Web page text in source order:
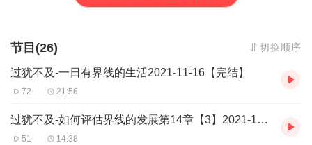
节目(26) 切换顺序
过犹不及-一日有界线的生活2021-11-16【完结】
72 21:56
过犹不及-如何评估界线的发展第14章【3】2021-11-15
51 14:38